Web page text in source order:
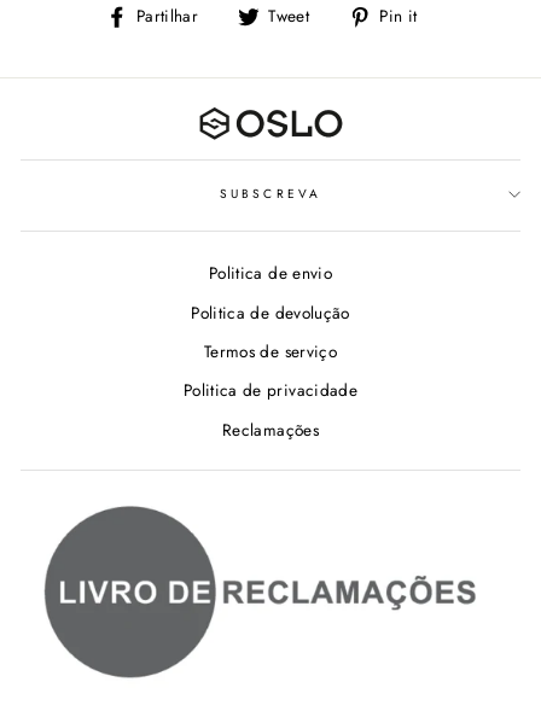
Partilhar
PartilheTweet Tweet Pin it
SUBSCREVA
Politica de envio
Politica de devolução
Termos de serviço
Politica de privacidade
Reclamações